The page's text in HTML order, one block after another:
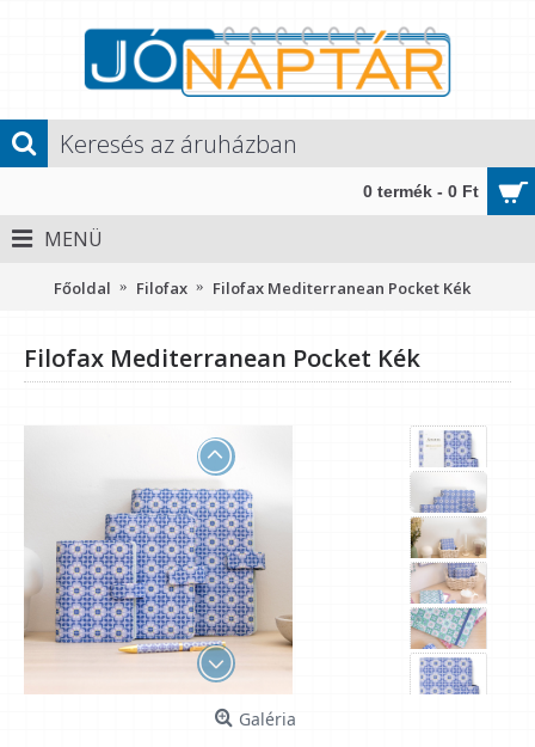
0 termék - 0 Ft
MENÜ
Főoldal Filofax Filofax Mediterranean Pocket Kék
Filofax Mediterranean Pocket Kék
Galéria